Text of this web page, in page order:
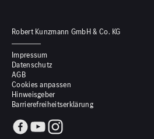
Robert Kunzmann GmbH & Co. KG
Impressum
Datenschutz
AGB
Cookies anpassen
Hinweisgeber
Barrierefreiheitserklärung